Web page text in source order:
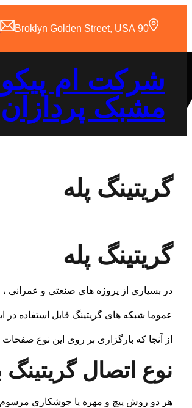
90 Broklyn Golden Street, USA
شرکت ام
مشبک
گریتینگ پله
گریتینگ پله
در بسیاری از پروژه های صنعتی و
عموما شبکه های گریتینگ قابل استفاده در
از آنجا که بارگزاری بر روی این نوع
نوع اتصال
هر دو روش پیچ و مهره یا جوشکاری مرسوم